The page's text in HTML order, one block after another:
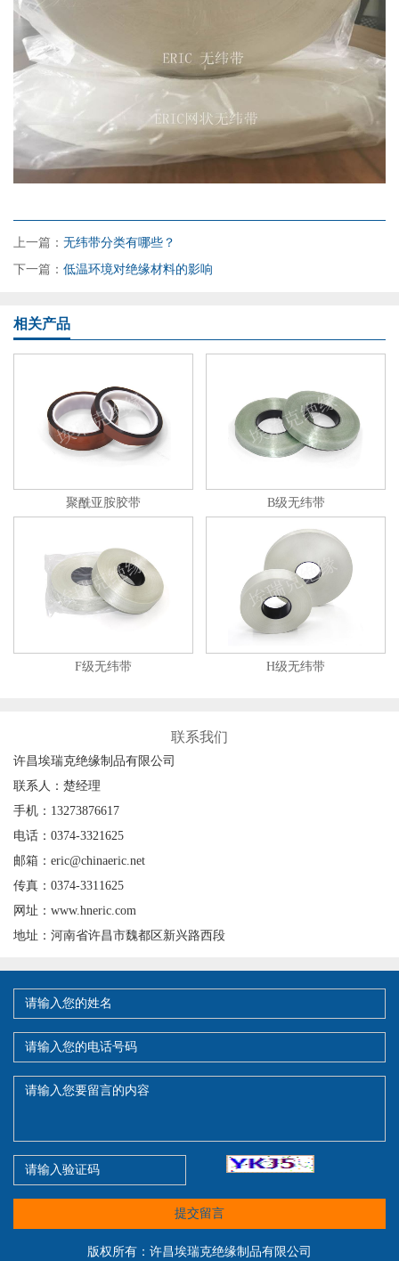
上一篇： 无纬带分类有哪些？
下一篇： 低温环境对绝缘材料的影响
相关产品
聚酰亚胺胶带 B级无纬带
F级无纬带 H级无纬带
联系我们
许昌埃瑞克绝缘制品有限公司
联系人：楚经理
手机：13273876617
电话：0374-3321625
邮箱：eric@chinaeric.net
传真：0374-3311625
网址：www.hneric.com
地址：河南省许昌市魏都区新兴路西段
提交留言
版权所有：许昌埃瑞克绝缘制品有限公司